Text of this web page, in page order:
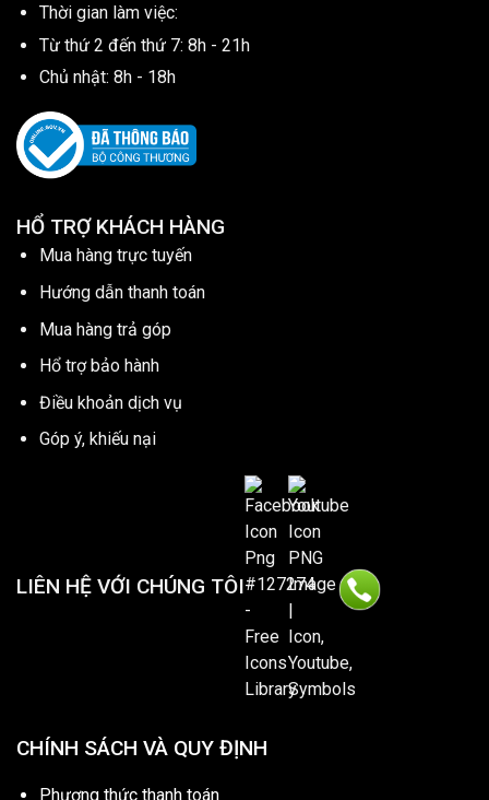
Thời gian làm việc:
Từ thứ 2 đến thứ 7: 8h - 21h
Chủ nhật: 8h - 18h
HỔ TRỢ KHÁCH HÀNG
Mua hàng trực tuyến
Hướng dẫn thanh toán
Mua hàng trả góp
Hổ trợ bảo hành
Điều khoản dịch vụ
Góp ý, khiếu nại
LIÊN HỆ VỚI CHÚNG TÔI
CHÍNH SÁCH VÀ QUY ĐỊNH
Phương thức thanh toán